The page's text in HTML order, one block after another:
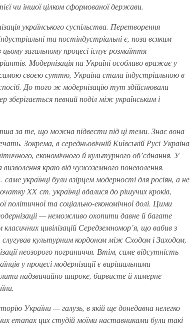
чи іншої цілком сформованої держави.
українського суспільства. Перетворення
та постіндустріальні є, поза всяким
загальному процесі існує розмаїття
Модернізація на Україні особливо вражає у
самою своєю суттю, Украіна стала індустріальною в
До того ж модернізацію тут здійснювали
зберігається певний поділ між українським і
за те, що можна підвести під ці теми. Знає вона
Зокрема, в середньовічній Київській Русі Украіна
економічного й культурного об’єднання. У
краю від чужоземного поневолення.
українці були взірцем модерності для росіян, а не
XX ст. українці вдалися до рішучих кроків,
та соціально-економічної долі. Цими
— неможливо охопити давне й багате
цивілізацій Середземномор’я, що вабив з
слугував культурним кордоном між Сходом і Заходом,
неозорого пограниччя. Втім, саме відсутність
у процесі модернізації є вирішальними
надзвичайно широке, барвисте й химерне
України — галузь, в якій ще донедавна нелегко
етапах цих студій моїми наставниками були такі